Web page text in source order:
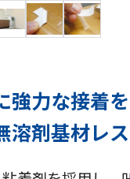
強力な接着
溶剤基材レ